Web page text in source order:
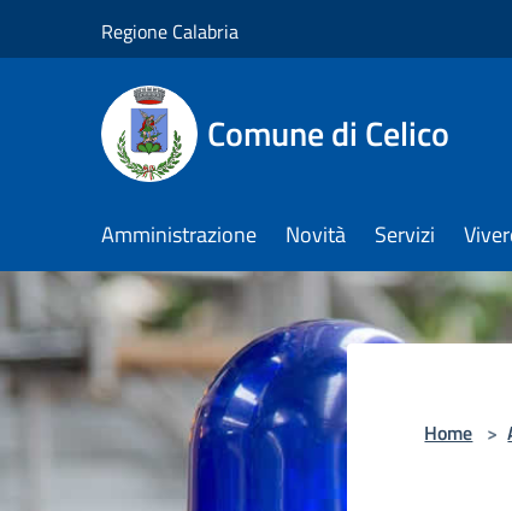
Regione Calabria
Comune di Celico
Amministrazione Novità Servizi
Home >